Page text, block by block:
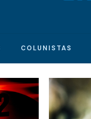
COLUNISTAS